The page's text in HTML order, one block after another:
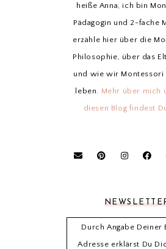
heiße Anna, ich bin
Pädagogin und 2-fache
erzähle hier über die
Philosophie, über das
und wie wir Montessori
leben. Mehr über mich
diesen Blog findest
Durch Angabe Deiner
Adresse erklärst Du